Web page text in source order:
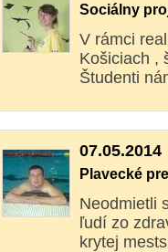
Sociálny
V rámci
Košiciach ,
Študenti
07.05.2014
Plavecké
Neodmietli
ľudí zo
krytej